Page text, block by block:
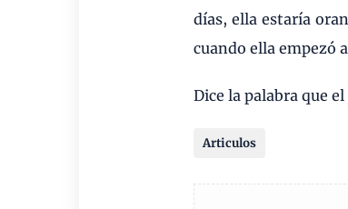
días, ella estaría
cuando ella empezó
Dice la palabra que
Articulos